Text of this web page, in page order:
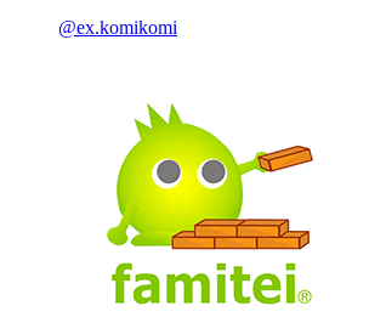
@ex.komikomi